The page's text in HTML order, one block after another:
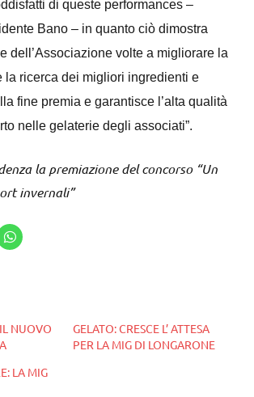
di queste performances –
Bano – in quanto ciò dimostra
dell’Associazione volte a migliorare la
la ricerca dei migliori ingredienti e
fine premia e garantisce l’alta qualità
nelle gelaterie degli associati”.
la premiazione del concorso “Un
invernali”
NUOVO
GELATO: CRESCE L’ ATTESA
PER LA MIG DI LONGARONE
LA MIG